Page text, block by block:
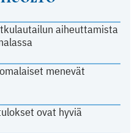
aiheuttamista
menevät
ovat hyviä